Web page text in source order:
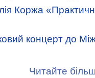
Коржа
концерт до
Читайте